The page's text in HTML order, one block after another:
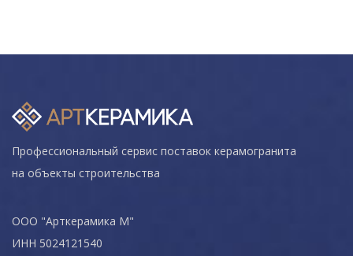
Профессиональный сервис поставок керамогранита
на объекты строительства
ООО "Арткерамика М"
ИНН 5024121540